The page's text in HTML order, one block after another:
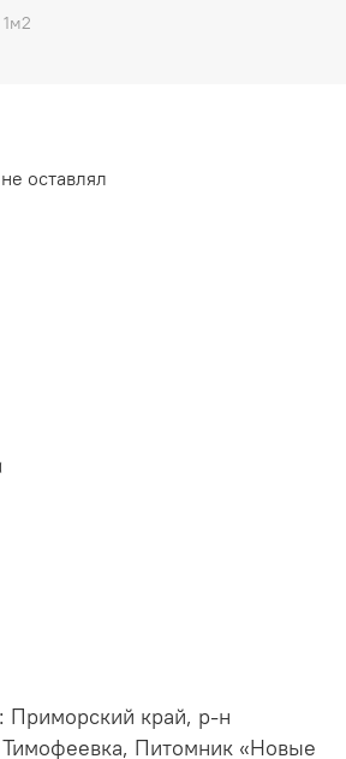
оставлял
Приморский край, р-н
Питомник «Новые